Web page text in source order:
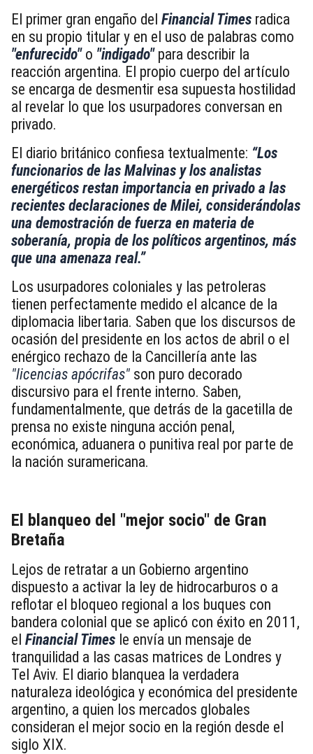
El primer gran engaño del Financial Times radica
en su propio titular y en el uso de palabras como
"enfurecido"o "indigado"para describir la
reacción argentina. El propio cuerpo del artículo
se encarga de desmentir esa supuesta hostilidad
al revelar lo que los usurpadores conversan en
privado.
El diario británico confiesa textualmente: “Los
funcionarios de las Malvinas y los analistas
energéticos restan importancia en privado a las
recientes declaraciones de Milei, considerándolas
una demostración de fuerza en materia de
soberanía, propia de los políticos argentinos, más
que una amenaza real.”
Los usurpadores coloniales y las petroleras
tienen perfectamente medido el alcance de la
diplomacia libertaria. Saben que los discursos de
ocasión del presidente en los actos de abril o el
enérgico rechazo de la Cancillería ante las
"licencias apócrifas" son puro decorado
discursivo para el frente interno. Saben,
fundamentalmente, que detrás de la gacetilla de
prensa no existe ninguna acción penal,
económica, aduanera o punitiva real por parte de
la nación suramericana.
El blanqueo del "mejor socio" de Gran
Bretaña
Lejos de retratar a un Gobierno argentino
dispuesto a activar la ley de hidrocarburos o a
reflotar el bloqueo regional a los buques con
bandera colonial que se aplicó con éxito en 2011,
el Financial Times le envía un mensaje de
tranquilidad a las casas matrices de Londres y
Tel Aviv. El diario blanquea la verdadera
naturaleza ideológica y económica del presidente
argentino, a quien los mercados globales
consideran el mejor socio en la región desde el
siglo XIX.